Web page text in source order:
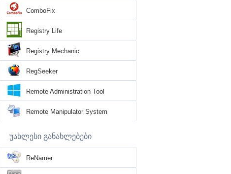
ComboFix
Registry Life
Registry Mechanic
RegSeeker
Remote Administration Tool
Remote Manipulator System
უახლესი განახლებები
ReNamer